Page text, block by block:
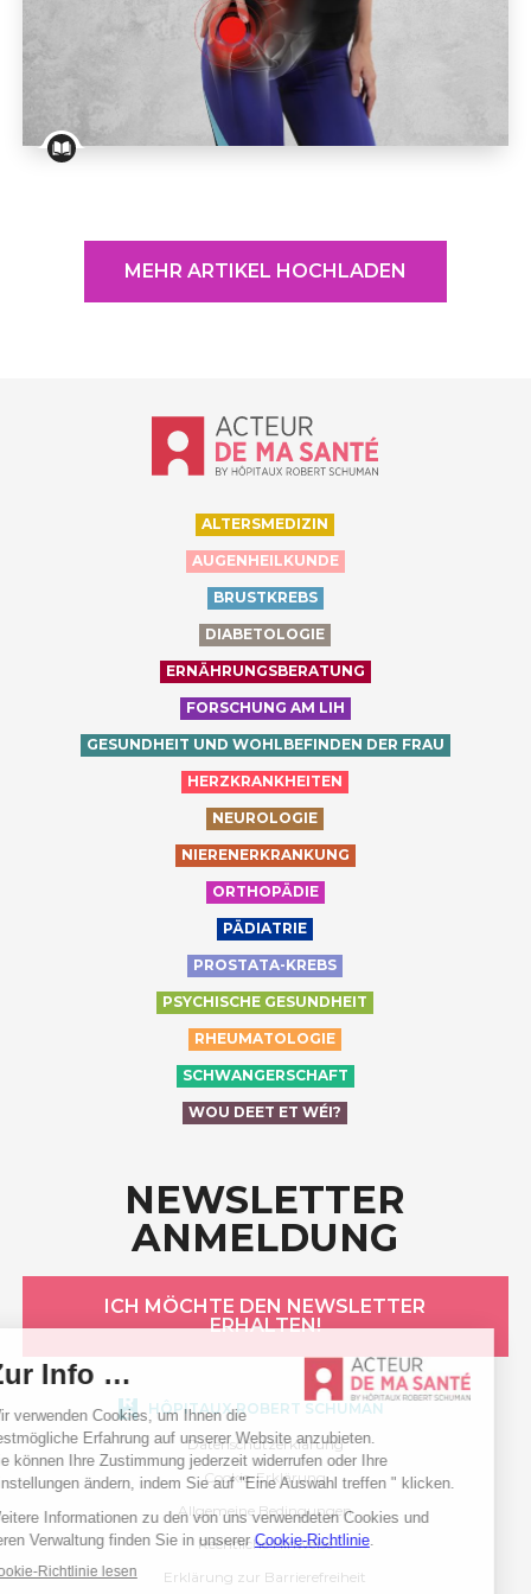
                            WEBINARS
Das Hüftgelenk
MEHR ARTIKEL HOCHLADEN
Accueil - Acteur de ma santé, by
ALTERSMEDIZIN
AUGENHEILKUNDE
BRUSTKREBS
DIABETOLOGIE
ERNÄHRUNGSBERATUNG
FORSCHUNG AM LIH
GESUNDHEIT UND WOHLBEFINDEN DER FRAU
HERZKRANKHEITEN
NEUROLOGIE
NIERENERKRANKUNG
ORTHOPÄDIE
PÄDIATRIE
PROSTATA-KREBS
PSYCHISCHE GESUNDHEIT
RHEUMATOLOGIE
SCHWANGERSCHAFT
WOU DEET ET WÉI?
NEWSLETTER
ANMELDUNG
ICH MÖCHTE DEN NEWSLETTER
ERHALTEN!
HÔPITAUX ROBERT SCHUMAN
Datenschutzerklärung
Cookie-Erklärung
Allgemeine Bedingungen
Rechtliche Hinweise
Erklärung zur Barrierefreiheit